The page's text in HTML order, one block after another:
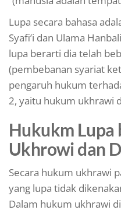
Lupa secara bahasa
Syafi’i dan Ulama
lupa berarti dia telah
(pembebanan syariat
pengaruh hukum
2, yaitu hukum ukhrawi
Hukukm Lupa
Ukhrowi dan
Secara hukum ukhrawi
yang lupa tidak
Dalam hukum ukhrawi